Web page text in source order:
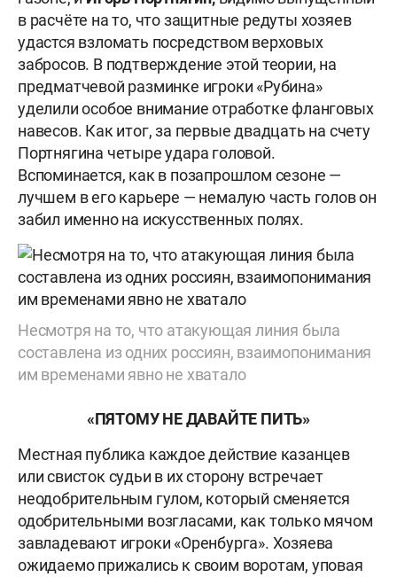
в расчёте на то, что защитные редуты хозяев
удастся взломать посредством верховых
забросов. В подтверждение этой теории, на
предматчевой разминке игроки «Рубина»
уделили особое внимание отработке фланговых
навесов. Как итог, за первые двадцать на счету
Портнягина четыре удара головой.
Вспоминается, как в позапрошлом сезоне —
лучшем в его карьере — немалую часть голов он
забил именно на искусственных полях.
Несмотря на то, что атакующая линия была
составлена из одних россиян, взаимопонимания
им временами явно не хватало
«ПЯТОМУ НЕ ДАВАЙТЕ ПИТЬ»
Местная публика каждое действие казанцев
или свисток судьи в их сторону встречает
неодобрительным гулом, который сменяется
одобрительными возгласами, как только мячом
завладевают игроки «Оренбурга». Хозяева
ожидаемо прижались к своим воротам, уповая